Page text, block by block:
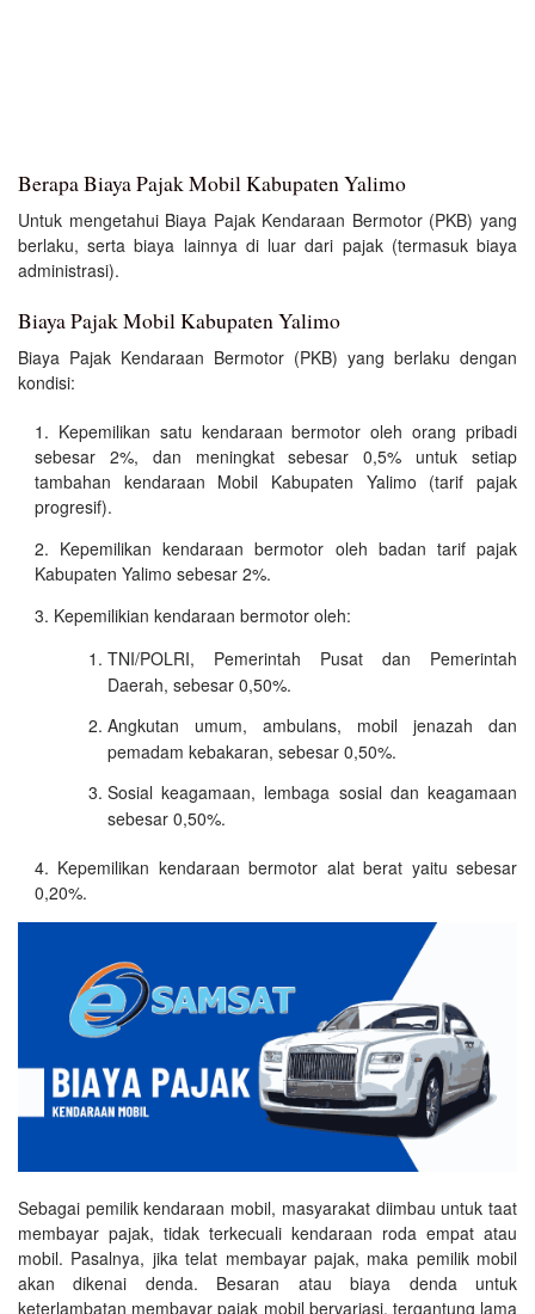
Berapa Biaya Pajak Mobil Kabupaten Yalimo
Untuk mengetahui Biaya Pajak Kendaraan Bermotor (PKB) yang
berlaku, serta biaya lainnya di luar dari pajak (termasuk biaya
administrasi).
Biaya Pajak Mobil Kabupaten Yalimo
Biaya Pajak Kendaraan Bermotor (PKB) yang berlaku dengan
kondisi:
Kepemilikan satu kendaraan bermotor oleh orang pribadi
sebesar 2%, dan meningkat sebesar 0,5% untuk setiap
tambahan kendaraan Mobil Kabupaten Yalimo (tarif pajak
progresif).
Kepemilikan kendaraan bermotor oleh badan tarif pajak
Kabupaten Yalimo sebesar 2%.
Kepemilikian kendaraan bermotor oleh:
TNI/POLRI, Pemerintah Pusat dan Pemerintah
Daerah, sebesar 0,50%.
Angkutan umum, ambulans, mobil jenazah dan
pemadam kebakaran, sebesar 0,50%.
Sosial keagamaan, lembaga sosial dan keagamaan
sebesar 0,50%.
Kepemilikan kendaraan bermotor alat berat yaitu sebesar
0,20%.
Sebagai pemilik kendaraan mobil, masyarakat diimbau untuk taat
membayar pajak, tidak terkecuali kendaraan roda empat atau
mobil. Pasalnya, jika telat membayar pajak, maka pemilik mobil
akan dikenai denda. Besaran atau biaya denda untuk
keterlambatan membayar pajak mobil bervariasi, tergantung lama